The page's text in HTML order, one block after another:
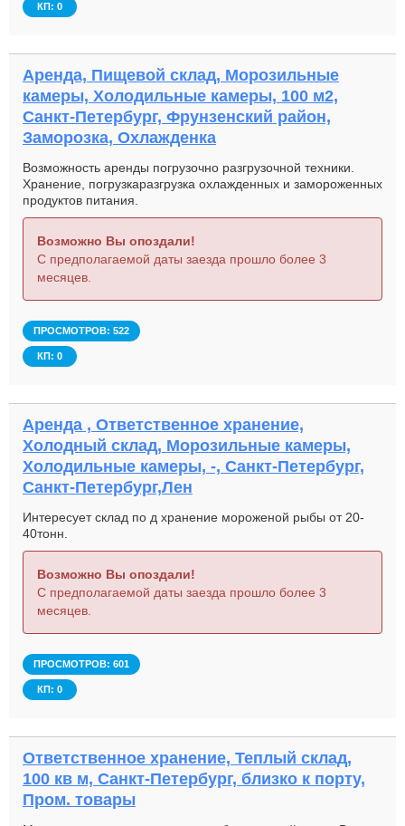
КП: 0
Аренда, Пищевой склад, Морозильные
камеры, Холодильные камеры, 100 м2,
Санкт-Петербург, Фрунзенский район,
Заморозка, Охлажденка
Возможность аренды погрузочно разгрузочной техники.
Хранение, погрузкаразгрузка охлажденных и замороженных
продуктов питания.
Возможно Вы опоздали!
С предполагаемой даты заезда прошло более 3
месяцев.
ПРОСМОТРОВ: 522
КП: 0
Аренда , Ответственное хранение,
Холодный склад, Морозильные камеры,
Холодильные камеры, -, Санкт-Петербург,
Санкт-Петербург,Лен
Интересует склад по д хранение мороженой рыбы от 20-
40тонн.
Возможно Вы опоздали!
С предполагаемой даты заезда прошло более 3
месяцев.
ПРОСМОТРОВ: 601
КП: 0
Ответственное хранение, Теплый склад,
100 кв м, Санкт-Петербург, близко к порту,
Пром. товары